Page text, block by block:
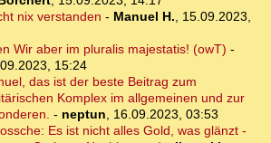
nix verstanden - Manuel H.
15.09.2023,
Wir aber im pluralis majestatis! (owT) -
15:24
das ist der beste Beitrag zum
Komplex im allgemeinen und zur
- neptun
16.09.2023, 03:53
Es ist nicht alles Gold, was glänzt -